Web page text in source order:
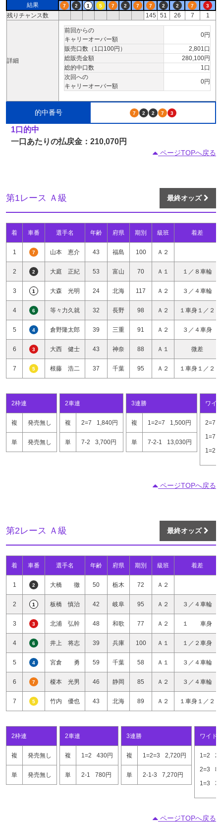
結果
7 2 1 5 7 2 7 7 2 2 7 3
残りチャンス数 145 51 26 7 1
詳細
前回からの
キャリーオーバー額
0円
販売口数（1口100円）
2,801口
総販売金額
280,100円
総的中口数
1口
次回への
キャリーオーバー額
0円
的中番号 7 2 2 7 3
1口的中
一口あたりの払戻金：210,070円
ページTOPへ戻る
第1レース Ａ級 最終オッズ
着 車番 選手名 年齢 府県 期別 級班 着差
1 7 山本 恵介 43 福島 100 Ａ２
2 2 大庭 正紀 53 富山 70 Ａ１ １／８車輪
3 1 大森 光明 24 北海 117 Ａ２ ３／４車輪
4 6 等々力久就 32 長野 98 Ａ２ １車身１／２
5 4 倉野隆太郎 39 三重 91 Ａ２ ３／４車身
6 3 大西 健士 43 神奈 88 Ａ１ 微差
7 5 根藤 浩二 37 千葉 95 Ａ２ １車身１／２
2枠連
複 発売無し
単 発売無し
2車連
複 2=7 1,840円
単 7-2 3,700円
3連勝
複 1=2=7 1,500円
単 7-2-1 13,030円
ワイ
2=7
1=7
1=2
ページTOPへ戻る
第2レース Ａ級 最終オッズ
着 車番 選手名 年齢 府県 期別 級班 着差
1 2 大橋 徹 50 栃木 72 Ａ２
2 1 板橋 慎治 42 岐阜 95 Ａ２ ３／４車輪
3 3 北浦 弘幹 48 和歌 77 Ａ２ １ 車身
4 6 井上 将志 39 兵庫 100 Ａ１ １／２車身
5 4 宮倉 勇 59 千葉 58 Ａ１ ３／４車輪
6 7 榎本 光男 46 静岡 85 Ａ２ ３／４車輪
7 5 竹内 優也 43 北海 89 Ａ２ １車身１／２
2枠連
複 発売無し
単 発売無し
2車連
複 1=2 430円
単 2-1 780円
3連勝
複 1=2=3 2,720円
単 2-1-3 7,270円
ワイド
1=2
2=3
1=3
ページTOPへ戻る